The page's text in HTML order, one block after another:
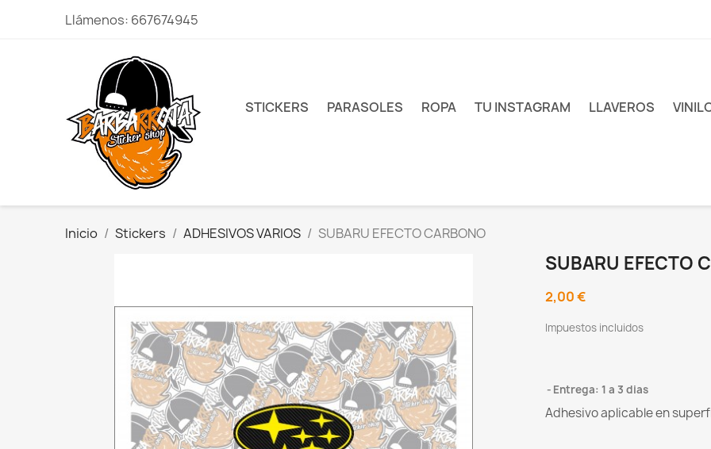
Llámenos: 667674945
STICKERS PARASOLES ROPA TU INSTAGRAM LLAVEROS
Inicio Stickers ADHESIVOS VARIOS SUBARU EFECTO CARBONO
SUBARU EFECTO
2,00 €
Impuestos incluidos
Entrega: 1 a 3 dias
Adhesivo aplicable en